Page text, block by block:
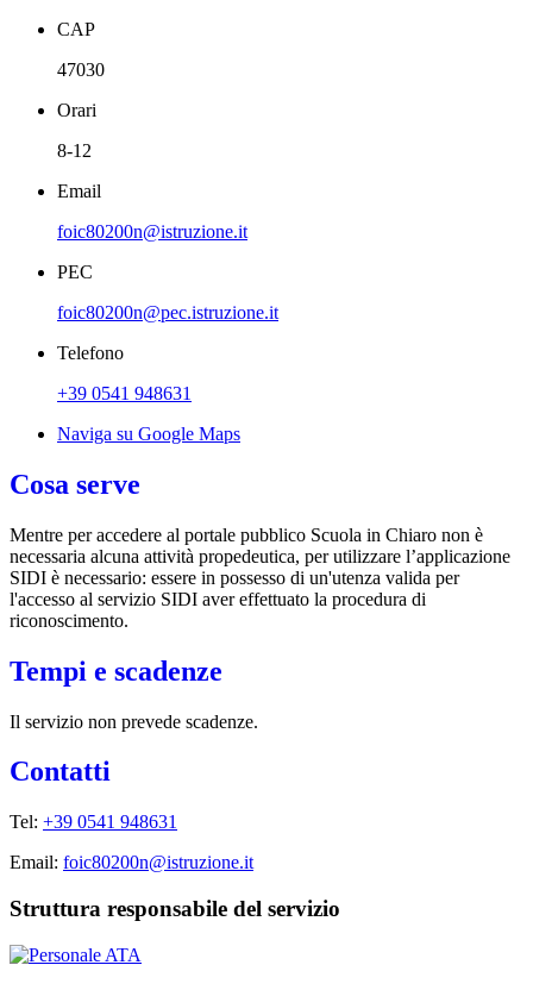
CAP
47030
Orari
8-12
Email
foic80200n@istruzione.it
PEC
foic80200n@pec.istruzione.it
Telefono
+39 0541 948631
Naviga su Google Maps
Cosa serve
Mentre per accedere al portale pubblico Scuola in Chiaro non è
necessaria alcuna attività propedeutica, per utilizzare l’applicazione
SIDI è necessario: essere in possesso di un'utenza valida per
l'accesso al servizio SIDI aver effettuato la procedura di
riconoscimento.
Tempi e scadenze
Il servizio non prevede scadenze.
Contatti
Tel: +39 0541 948631
Email: foic80200n@istruzione.it
Struttura responsabile del servizio